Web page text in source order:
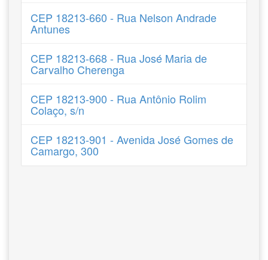
CEP 18213-660 - Rua Nelson Andrade
Antunes
CEP 18213-668 - Rua José Maria de
Carvalho Cherenga
CEP 18213-900 - Rua Antônio Rolim
Colaço, s/n
CEP 18213-901 - Avenida José Gomes de
Camargo, 300